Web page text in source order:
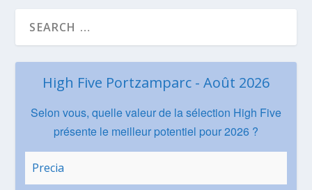
High Five Portzamparc - Août 2026
Selon vous, quelle valeur de la sélection High Five
présente le meilleur potentiel pour 2026 ?
Precia